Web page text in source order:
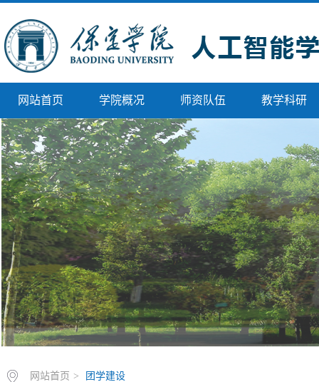
网站首页 学院概况 师资队伍 教学科研
网站首页 > 团学建设